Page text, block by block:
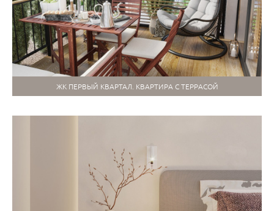
ЖК ПЕРВЫЙ КВАРТАЛ. КВАРТИРА С ТЕРРАСОЙ